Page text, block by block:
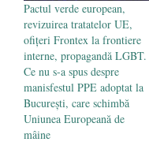
Pactul verde european,
revizuirea tratatelor UE,
ofițeri Frontex la frontiere
interne, propagandă LGBT.
Ce nu s-a spus despre
manisfestul PPE adoptat la
București, care schimbă
Uniunea Europeană de
mâine